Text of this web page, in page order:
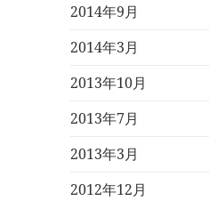
2014年9月
2014年3月
2013年10月
2013年7月
2013年3月
2012年12月